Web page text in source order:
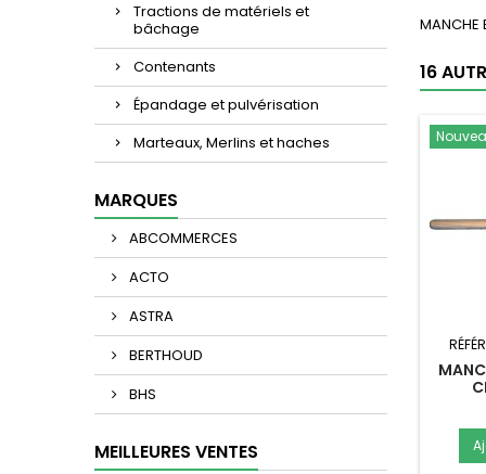
Tractions de matériels et
bâchage
Contenants
Épandage et pulvérisation
Marteaux, Merlins et haches
MARQUES
ABCOMMERCES
ACTO
ASTRA
BERTHOUD
BHS
MEILLEURES VENTES
MANCHE
16